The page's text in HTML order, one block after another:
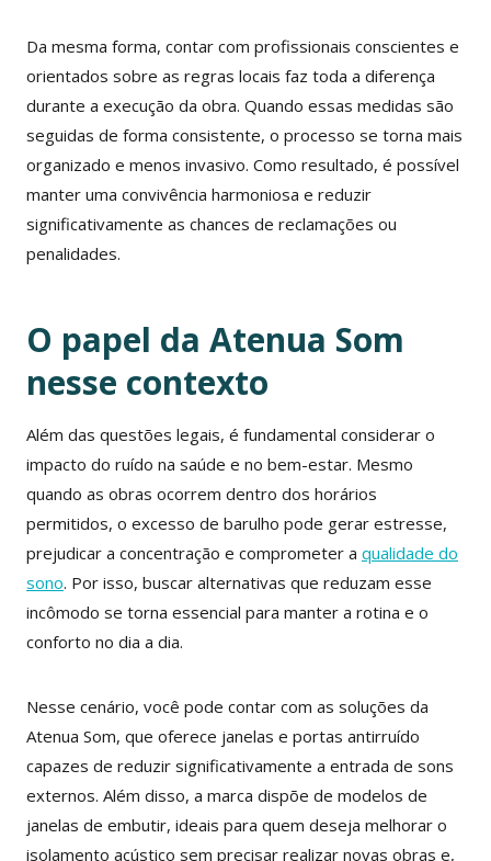
Da mesma forma, contar com profissionais conscientes e
orientados sobre as regras locais faz toda a diferença
durante a execução da obra. Quando essas medidas são
seguidas de forma consistente, o processo se torna mais
organizado e menos invasivo. Como resultado, é possível
manter uma convivência harmoniosa e reduzir
significativamente as chances de reclamações ou
penalidades.
O papel da Atenua Som
nesse contexto
Além das questões legais, é fundamental considerar o
impacto do ruído na saúde e no bem-estar. Mesmo
quando as obras ocorrem dentro dos horários
permitidos, o excesso de barulho pode gerar estresse,
prejudicar a concentração e comprometer a qualidade do
sono. Por isso, buscar alternativas que reduzam esse
incômodo se torna essencial para manter a rotina e o
conforto no dia a dia.
Nesse cenário, você pode contar com as soluções da
Atenua Som, que oferece janelas e portas antirruído
capazes de reduzir significativamente a entrada de sons
externos. Além disso, a marca dispõe de modelos de
janelas de embutir, ideais para quem deseja melhorar o
isolamento acústico sem precisar realizar novas obras e,